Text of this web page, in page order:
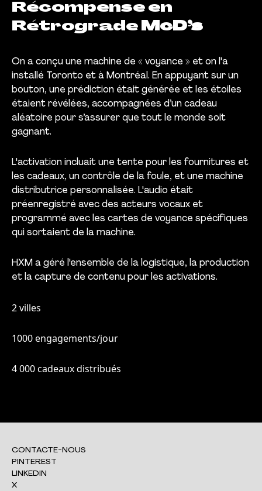
Récompense en
Rétrograde McD’s
On a conçu une machine de « voyance » et on l'a
installé Toronto et à Montréal. En appuyant sur un
bouton, une prédiction était générée et les étoiles
étaient révélées, accompagnées d’un cadeau
aléatoire pour s’assurer que tout le monde soit
gagnant.
L'activation incluait une tente pour les fournitures et
les cadeaux, un contrôle de la foule, et une machine
distributrice personnalisée. L'audio était
préenregistré avec des acteurs vocaux et
programmé avec les cartes de voyance spécifiques
qui sortaient de la machine.
HXM a géré l'ensemble de la logistique, la production
et la capture de contenu pour les activations.
2 villes
1000 engagements/jour
4 000 cadeaux distribués
X
LINKEDIN
PINTEREST
CONTACTE-NOUS